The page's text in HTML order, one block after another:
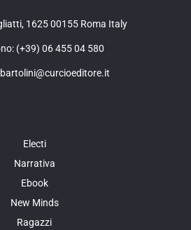
1625 00155 Roma Italy
(+39) 06 455 04 580
Electi
Narrativa
Ebook
New Minds
Ragazzi